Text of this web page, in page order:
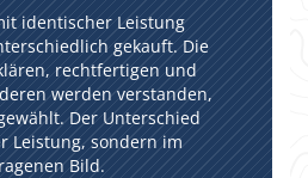
identischer Leistung
gekauft. Die
rechtfertigen und
werden verstanden,
Der Unterschied
Leistung, sondern im
Bild.